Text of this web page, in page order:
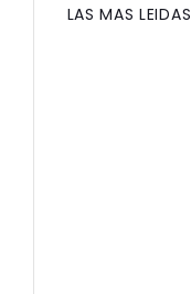
LAS MAS LEIDAS